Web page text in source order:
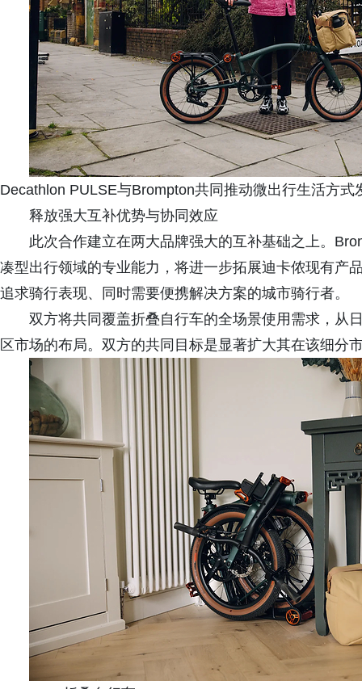
Decathlon PULSE与Brompton共同推动微出行生活方式
释放强大互补优势与协同效应
此次合作建立在两大品牌强大的互补基础之上。
凑型出行领域的专业能力，将进一步拓展迪卡侬现有产
追求骑行表现、同时需要便携解决方案的城市骑行者。
双方将共同覆盖折叠自行车的全场景使用需求，从
区市场的布局。双方的共同目标是显著扩大其在该细分